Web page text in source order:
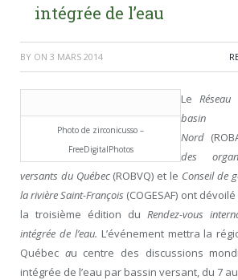
intégrée de l’eau
BY ON 3 MARS 2014
Photo de zirconicusso –
FreeDigitalPhotos
Le
basin
Nord
des
versants du Québec(ROBVQ) et le Conseil de
la rivière Saint-François (COGESAF) ont
la troisième édition du Rendez-vous
intégrée de l’eau. L’événement mettra la
Québec au centre des discussions
intégrée de l’eau par bassin versant, du 7 au